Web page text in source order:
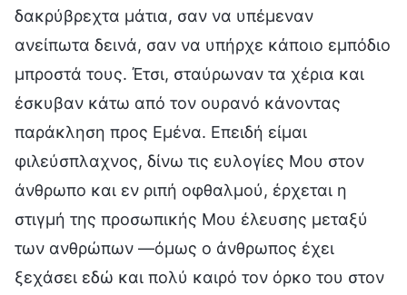
δακρύβρεχτα μάτια, σαν να υπέμεναν
ανείπωτα δεινά, σαν να υπήρχε κάποιο εμπόδιο
μπροστά τους. Έτσι, σταύρωναν τα χέρια και
έσκυβαν κάτω από τον ουρανό κάνοντας
παράκληση προς Εμένα. Επειδή είμαι
φιλεύσπλαχνος, δίνω τις ευλογίες Μου στον
άνθρωπο και εν ριπή οφθαλμού, έρχεται η
στιγμή της προσωπικής Μου έλευσης μεταξύ
των ανθρώπων —όμως ο άνθρωπος έχει
ξεχάσει εδώ και πολύ καιρό τον όρκο του στον